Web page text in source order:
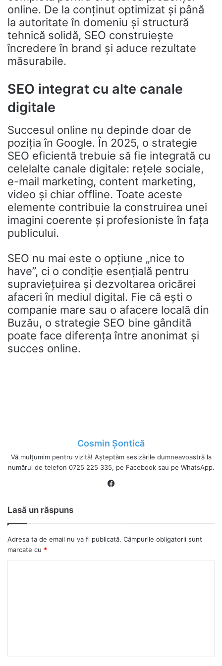
online. De la conținut optimizat și până
la autoritate în domeniu și structură
tehnică solidă, SEO construiește
încredere în brand și aduce rezultate
măsurabile.
SEO integrat cu alte canale
digitale
Succesul online nu depinde doar de
poziția în Google. În 2025, o strategie
SEO eficientă trebuie să fie integrată cu
celelalte canale digitale: rețele sociale,
e-mail marketing, content marketing,
video și chiar offline. Toate aceste
elemente contribuie la construirea unei
imagini coerente și profesioniste în fața
publicului.
SEO nu mai este o opțiune „nice to
have”, ci o condiție esențială pentru
supraviețuirea și dezvoltarea oricărei
afaceri în mediul digital. Fie că ești o
companie mare sau o afacere locală din
Buzău, o strategie SEO bine gândită
poate face diferența între anonimat și
succes online.
Cosmin Șontică
Vă mulțumim pentru vizită! Așteptăm sesizările dumneavoastră la
numărul de telefon 0725 225 335, pe Facebook sau pe WhatsApp.
Lasă un răspuns
Adresa ta de email nu va fi publicată. Câmpurile obligatorii sunt
marcate cu *
a